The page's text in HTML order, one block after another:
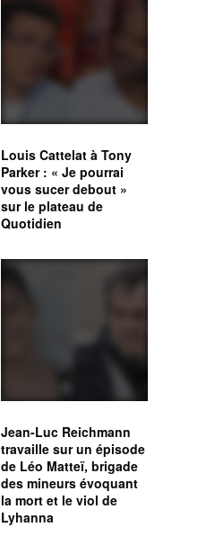
Louis Cattelat à Tony
Parker : « Je pourrai
vous sucer debout »
sur le plateau de
Quotidien
Jean-Luc Reichmann
travaille sur un épisode
de Léo Matteï, brigade
des mineurs évoquant
la mort et le viol de
Lyhanna